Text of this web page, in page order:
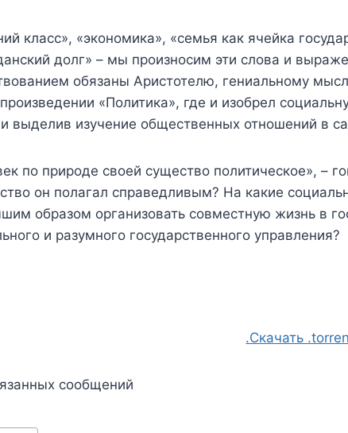
класс», «экономика», «семья как ячейка
долг» – мы произносим эти слова и
обязаны Аристотелю, гениальному
«Политика», где и изобрел
выделив изучение общественных отношений в
по природе своей существо политическое», –
он полагал справедливым? На какие
образом организовать совместную жизнь в
и разумного государственного управления?
.Скачать
сообщений